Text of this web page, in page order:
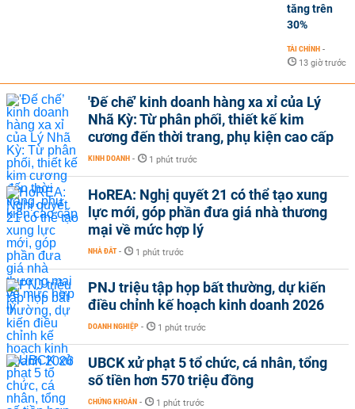
tăng trên
30%
TÀI CHÍNH -
13 giờ trước
'Đế chế’ kinh doanh hàng xa xỉ của Lý
Nhã Kỳ: Từ phân phối, thiết kế kim
cương đến thời trang, phụ kiện cao cấp
KINH DOANH - 1 phút trước
HoREA: Nghị quyết 21 có thể tạo xung
lực mới, góp phần đưa giá nhà thương
mại về mức hợp lý
NHÀ ĐẤT - 1 phút trước
PNJ triệu tập họp bất thường, dự kiến
điều chỉnh kế hoạch kinh doanh 2026
DOANH NGHIỆP - 1 phút trước
UBCK xử phạt 5 tổ chức, cá nhân, tổng
số tiền hơn 570 triệu đồng
CHỨNG KHOÁN - 1 phút trước